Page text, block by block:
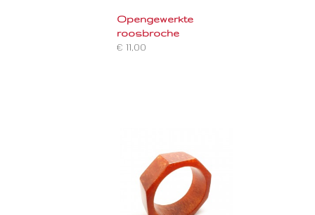
Opengewerkte
roosbroche
€ 11,00